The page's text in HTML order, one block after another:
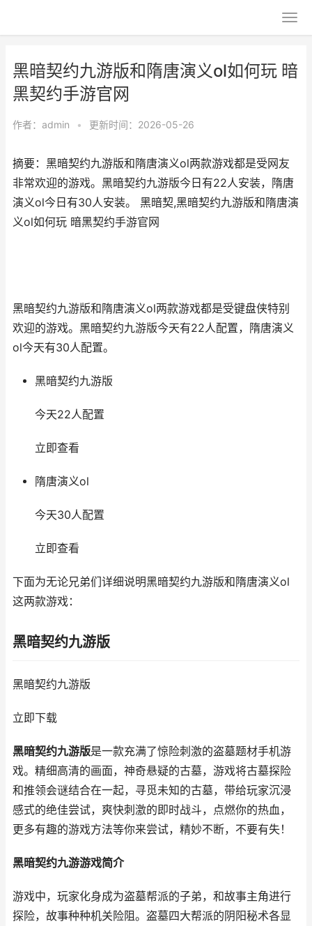
黑暗契约九游版和隋唐演义ol如何玩 暗
黑契约手游官网
作者： admin • 更新时间：2026-05-26
摘要：黑暗契约九游版和隋唐演义ol两款游戏都是受网友
非常欢迎的游戏。黑暗契约九游版今日有22人安装，隋唐
演义ol今日有30人安装。 黑暗契,黑暗契约九游版和隋唐演
义ol如何玩 暗黑契约手游官网
黑暗契约九游版和隋唐演义ol两款游戏都是受键盘侠特别
欢迎的游戏。黑暗契约九游版今天有22人配置，隋唐演义
ol今天有30人配置。
黑暗契约九游版
今天22人配置
立即查看
隋唐演义ol
今天30人配置
立即查看
下面为无论兄弟们详细说明黑暗契约九游版和隋唐演义ol
这两款游戏：
黑暗契约九游版
黑暗契约九游版
立即下载
黑暗契约九游版是一款充满了惊险刺激的盗墓题材手机游
戏。精细高清的画面，神奇悬疑的古墓，游戏将古墓探险
和推领会谜结合在一起，寻觅未知的古墓，带给玩家沉浸
感式的绝佳尝试，爽快刺激的即时战斗，点燃你的热血，
更多有趣的游戏方法等你来尝试，精妙不断，不要有失！
黑暗契约九游游戏简介
游戏中，玩家化身成为盗墓帮派的子弟，和故事主角进行
探险，故事种种机关险阻。盗墓四大帮派的阴阳秘术各显